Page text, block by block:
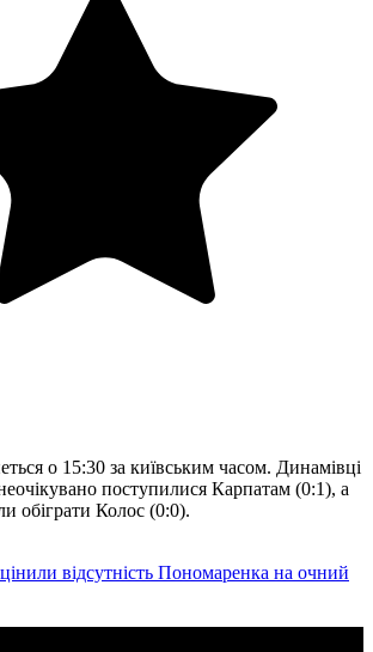
о 15:30 за київським часом. Динамівці
поступилися Карпатам (0:1), а
обіграти Колос (0:0).
відсутність Пономаренка на очний